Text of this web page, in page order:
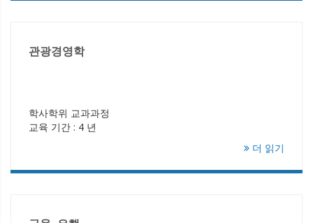
관광경영학
학사학위 교과과정
교육 기간 : 4 년
더 읽기